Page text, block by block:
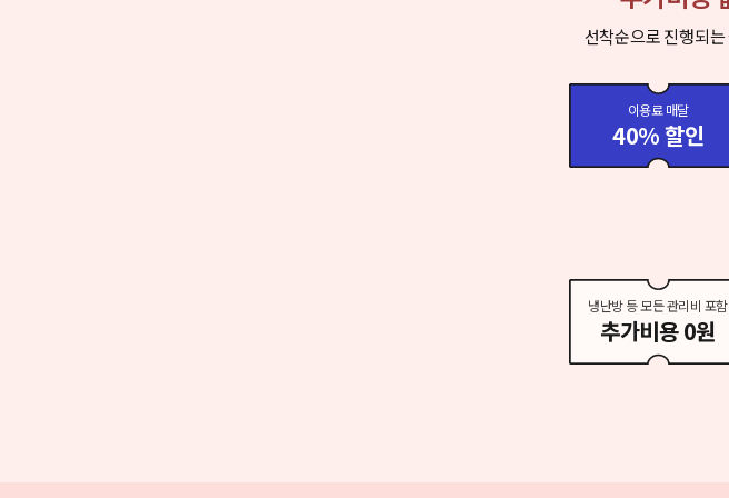
선착순으로 진행되
이용료 매달
40% 할인
냉난방 등 모든 관리비 포함
추가비용 0원